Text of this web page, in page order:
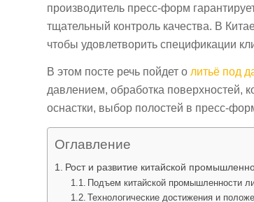
производитель пресс-форм
тщательный контроль качества. В
чтобы удовлетворить спецификации
В этом посте речь пойдет о литьё под
давлением, обработка поверхностей,
оснастки, выбор полостей в пресс-
Оглавление
Рост и развитие китайской
Подъем китайской промышленности
Технологические достижения и